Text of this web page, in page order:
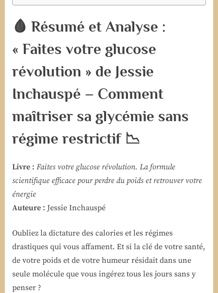
🩸 Résumé et Analyse :
« Faites votre glucose
révolution » de Jessie
Inchauspé – Comment
maîtriser sa glycémie sans
régime restrictif 📉
Livre : Faites votre glucose révolution. La formule
scientifique efficace pour perdre du poids et retrouver votre
énergie
Auteure : Jessie Inchauspé
Oubliez la dictature des calories et les régimes
drastiques qui vous affament. Et si la clé de votre santé,
de votre poids et de votre humeur résidait dans une
seule molécule que vous ingérez tous les jours sans y
penser ?